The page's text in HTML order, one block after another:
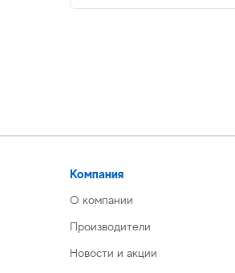
Компания
О компании
Производители
Новости и акции